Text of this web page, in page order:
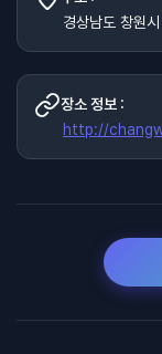
경상남도 창원
장소 정보 :
http://